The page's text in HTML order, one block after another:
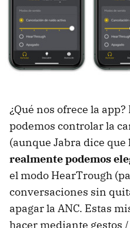
¿Qué nos ofrece la
podemos controlar la
(aunque Jabra dice
realmente podemos
el modo HearTrough
conversaciones sin
apagar la ANC. Estas
hacer mediante gestos